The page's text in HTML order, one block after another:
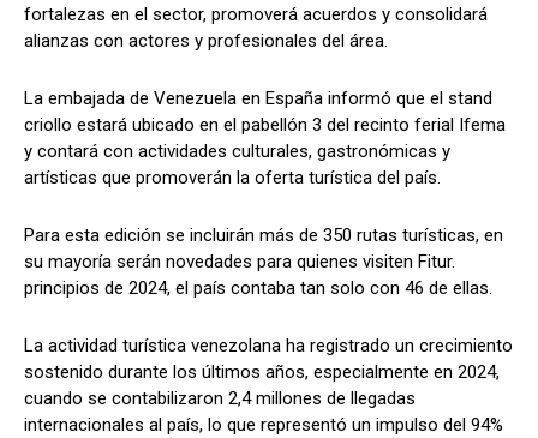
fortalezas en el sector, promoverá acuerdos y consolidará
alianzas con actores y profesionales del área.
La embajada de Venezuela en España informó que el stand
criollo estará ubicado en el pabellón 3 del recinto ferial Ifema
y contará con actividades culturales, gastronómicas y
artísticas que promoverán la oferta turística del país.
Para esta edición se incluirán más de 350 rutas turísticas, en
su mayoría serán novedades para quienes visiten Fitur.
principios de 2024, el país contaba tan solo con 46 de ellas.
La actividad turística venezolana ha registrado un crecimiento
sostenido durante los últimos años, especialmente en 2024,
cuando se contabilizaron 2,4 millones de llegadas
internacionales al país, lo que representó un impulso del 94%